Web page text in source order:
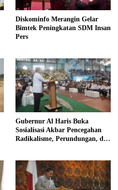
Diskominfo Merangin Gelar
Bimtek Peningkatan SDM Insan
Pers
Gubernur Al Haris Buka
Sosialisasi Akbar Pencegahan
Radikalisme, Perundungan, dan